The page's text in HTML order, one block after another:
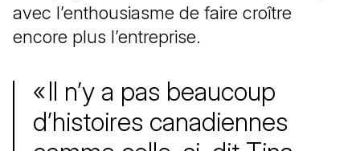
avec l’enthousiasme de faire croître
encore plus l’entreprise.
« Il n’y a pas beaucoup
d’histoires canadiennes